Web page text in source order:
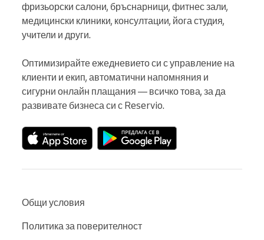
фризьорски салони, бръснарници, фитнес зали,
медицински клиники, консултации, йога студия,
учители и други.
Оптимизирайте ежедневието си с управление на
клиенти и екип, автоматични напомняния и
сигурни онлайн плащания — всичко това, за да
развивате бизнеса си с Reservio.
Общи условия
Политика за поверителност